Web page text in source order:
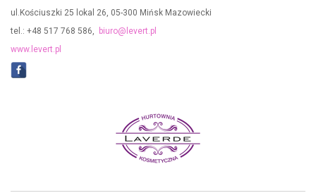
ul.Kościuszki 25 lokal 26, 05-300 Mińsk Mazowiecki
tel.: +48 517 768 586,
biuro@levert.pl
www.levert.pl